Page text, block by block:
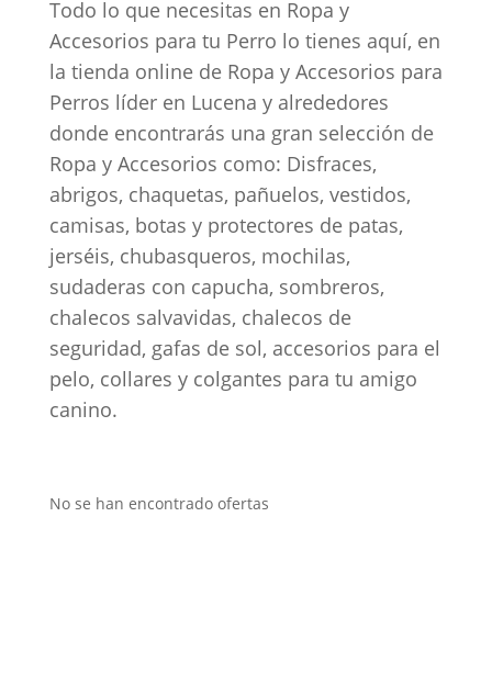
Todo lo que necesitas en Ropa y
Accesorios para tu Perro lo tienes aquí, en
la tienda online de Ropa y Accesorios para
Perros líder en Lucena y alrededores
donde encontrarás una gran selección de
Ropa y Accesorios como: Disfraces,
abrigos, chaquetas, pañuelos, vestidos,
camisas, botas y protectores de patas,
jerséis, chubasqueros, mochilas,
sudaderas con capucha, sombreros,
chalecos salvavidas, chalecos de
seguridad, gafas de sol, accesorios para el
pelo, collares y colgantes para tu amigo
canino.
No se han encontrado ofertas